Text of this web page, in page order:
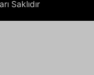
Saklıdır